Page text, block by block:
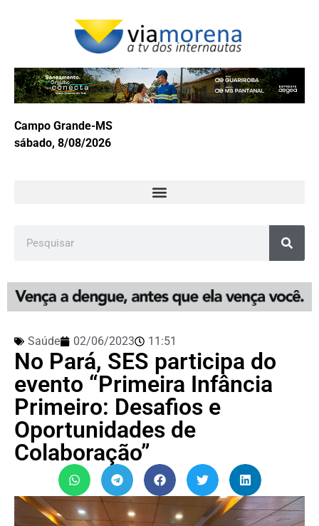
Campo Grande-MS
sábado, 8/08/2026
Saúde 02/06/2023 11:51
No Pará, SES participa do
evento “Primeira Infância
Primeiro: Desafios e
Oportunidades de
Colaboração”